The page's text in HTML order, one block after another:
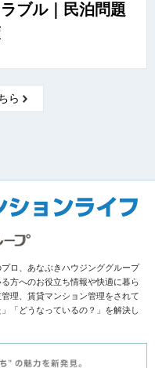
ブル｜民泊問題
ら
ロ、あなぶきハウジンググループ
方へのお役立ち情報や快適に暮ら
理、賃貸マンション管理をされて
「どうなっているの？」を解決し